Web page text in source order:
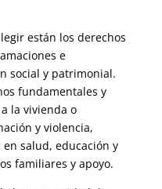
están los derechos
e
social y patrimonial.
fundamentales y
la vivienda o
y violencia,
salud, educación y
familiares y apoyo.